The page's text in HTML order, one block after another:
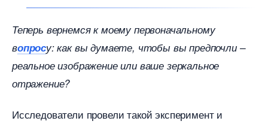
Теперь вернемся к моему первоначальному
опросу: как вы думаете, чтобы вы предпочли –
реальное изображение или ваше зеркальное
отражение?
Исследователи провели такой эксперимент и